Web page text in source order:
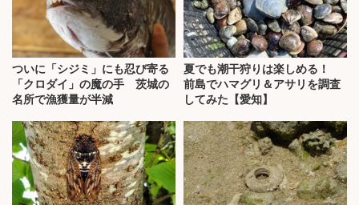
ついに「シジミ」にも忍び寄る
「クロダイ」の魔の手 茨城の
名所で漁獲量が半減
夏でも潮干狩りは楽しめる！
前島でハマグリ＆アサリを調査
してみた【愛知】